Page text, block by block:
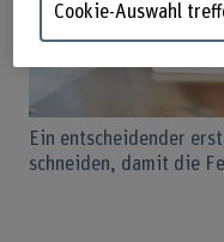
Ein entscheidender
schneiden, damit die
Cookie-Auswahl